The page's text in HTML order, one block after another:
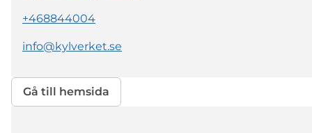
+468844004
info@kylverket.se
Gå till hemsida